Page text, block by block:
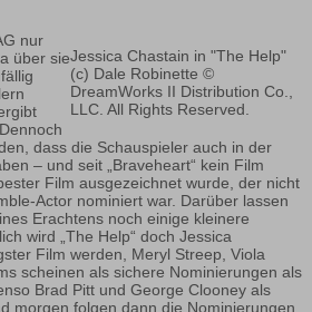
Jessica Chastain in "The Help"
(c) Dale Robinette ©
DreamWorks II Distribution Co.,
LLC. All Rights Reserved.
nur
über sie
dass die Schauspieler auch in der
– und seit „Braveheart“ kein Film
Film ausgezeichnet wurde, der nicht
Actor nominiert war. Darüber lassen
Erachtens noch einige kleinere
wird „The Help“ doch Jessica
Film werden, Meryl Streep, Viola
scheinen als sichere Nominierungen als
Brad Pitt und George Clooney als
morgen folgen dann die Nominierungen